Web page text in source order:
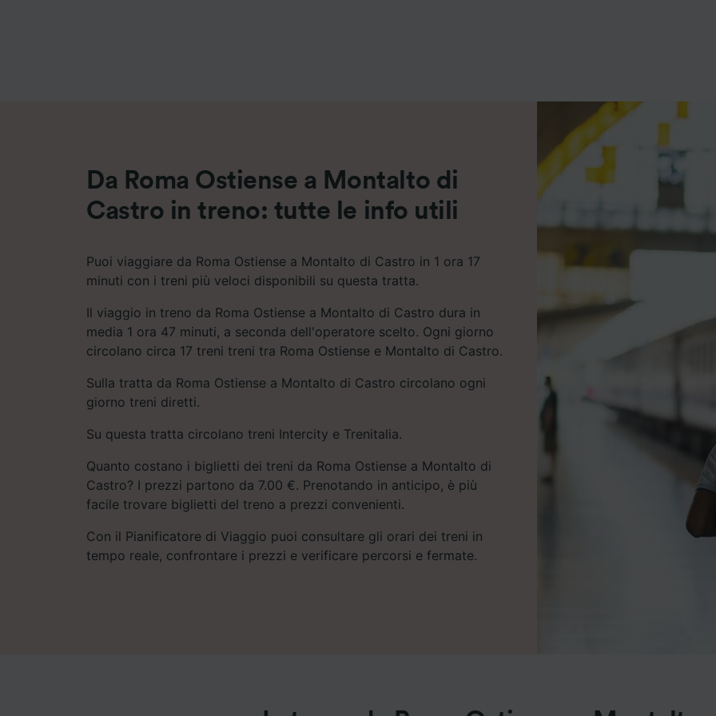
Da Roma Ostiense a Montalto di
Castro in treno: tutte le info utili
Puoi viaggiare da Roma Ostiense a Montalto di Castro in 1 ora 17
minuti con i treni più veloci disponibili su questa tratta.
Il viaggio in treno da Roma Ostiense a Montalto di Castro dura in
media 1 ora 47 minuti, a seconda dell'operatore scelto. Ogni giorno
circolano circa 17 treni treni tra Roma Ostiense e Montalto di Castro.
Sulla tratta da Roma Ostiense a Montalto di Castro circolano ogni
giorno treni diretti.
Su questa tratta circolano treni Intercity e Trenitalia.
Quanto costano i biglietti dei treni da Roma Ostiense a Montalto di
Castro? I prezzi partono da 7.00 €. Prenotando in anticipo, è più
facile trovare biglietti del treno a prezzi convenienti.
Con il Pianificatore di Viaggio puoi consultare gli orari dei treni in
tempo reale, confrontare i prezzi e verificare percorsi e fermate.